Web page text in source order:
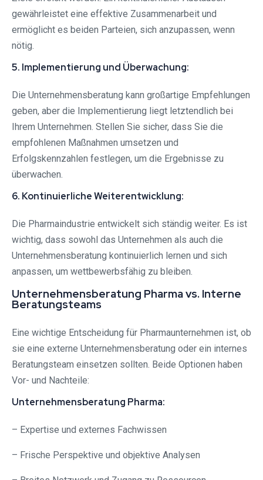
gewährleistet eine effektive Zusammenarbeit und
ermöglicht es beiden Parteien, sich anzupassen, wenn
nötig.
5. Implementierung und Überwachung:
Die Unternehmensberatung kann großartige Empfehlungen
geben, aber die Implementierung liegt letztendlich bei
Ihrem Unternehmen. Stellen Sie sicher, dass Sie die
empfohlenen Maßnahmen umsetzen und
Erfolgskennzahlen festlegen, um die Ergebnisse zu
überwachen.
6. Kontinuierliche Weiterentwicklung:
Die Pharmaindustrie entwickelt sich ständig weiter. Es ist
wichtig, dass sowohl das Unternehmen als auch die
Unternehmensberatung kontinuierlich lernen und sich
anpassen, um wettbewerbsfähig zu bleiben.
Unternehmensberatung Pharma vs. Interne
Beratungsteams
Eine wichtige Entscheidung für Pharmaunternehmen ist, ob
sie eine externe Unternehmensberatung oder ein internes
Beratungsteam einsetzen sollten. Beide Optionen haben
Vor- und Nachteile:
Unternehmensberatung Pharma:
– Expertise und externes Fachwissen
– Frische Perspektive und objektive Analysen